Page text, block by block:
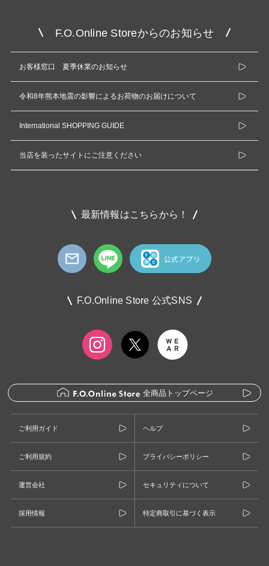
F.O.Online Storeからのお知らせ
お客様窓口 夏季休業のお知らせ
令和8年熊本地震の影響によるお荷物のお届けについて
International SHOPPING GUIDE
当店を装ったサイトにご注意ください
最新情報はこちらから！
F.O.Online Store 公式SNS
全商品トップページ
ご利用ガイド ヘルプ
ご利用規約 プライバシーポリシー
運営会社 セキュリティについて
採用情報 特定商取引に基づく表示